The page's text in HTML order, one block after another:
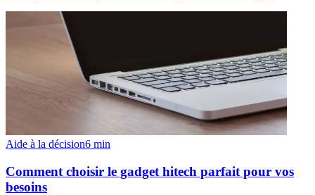
Aide à la décision6 min
Comment choisir le gadget hitech parfait pour vos
besoins